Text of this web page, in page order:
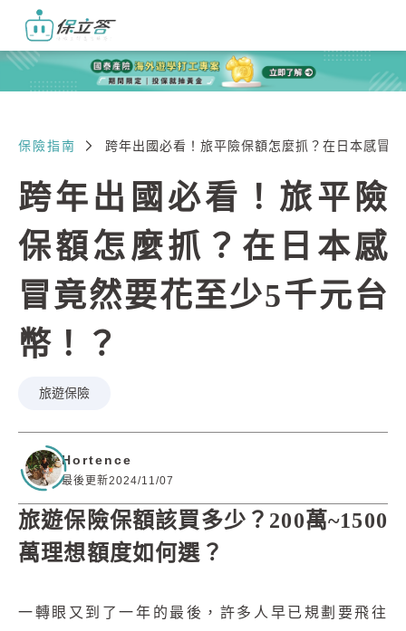
保險指南 跨年出國必看！旅平險保額怎麼抓？在日本感冒
跨年出國必看！旅平險
保額怎麼抓？在日本感
冒竟然要花至少5千元台
幣！？
旅遊保險
Hortence
最後更新2024/11/07
旅遊保險保額該買多少？200萬~1500
萬理想額度如何選？
一轉眼又到了一年的最後，許多人早已規劃要飛往